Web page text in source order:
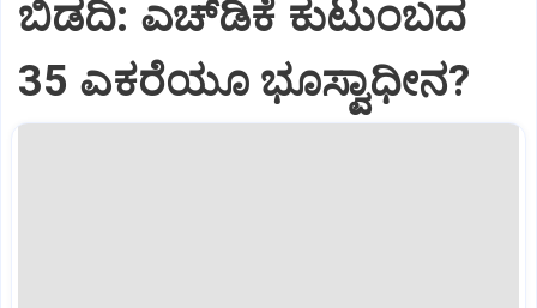
ಬಿಡದಿ: ಎಚ್‌ಡಿಕೆ ಕುಟುಂಬದ
35 ಎಕರೆಯೂ ಭೂಸ್ವಾಧೀನ?